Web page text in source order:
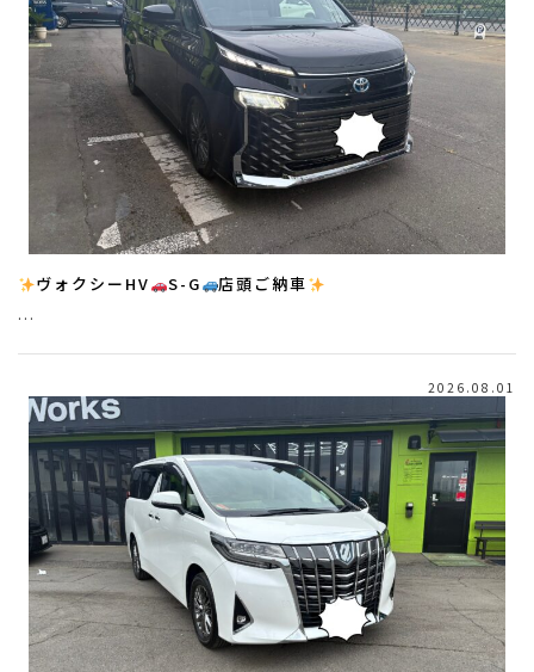
ヴォクシーHV S-G
店頭ご納車
…
2026.08.01